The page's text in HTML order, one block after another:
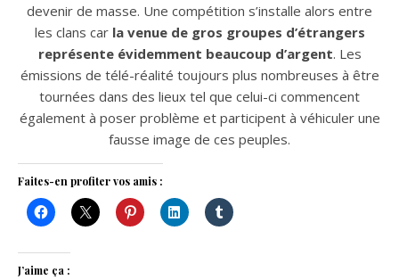
devenir de masse. Une compétition s’installe alors entre
les clans carla venue de gros groupes d’étrangers
représente évidemment beaucoup d’argent. Les
émissions de télé-réalité toujours plus nombreuses à être
tournées dans des lieux tel que celui-ci commencent
également à poser problème et participent à véhiculer une
fausse image de ces peuples.
Faites-en profiter vos amis :
J’aime ça :